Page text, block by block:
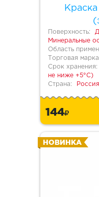
Поверхность:
Минеральные
Область
Торговая
Срок хранения:
не ниже +5°С)
Страна:
Россия
144
НОВИНКА